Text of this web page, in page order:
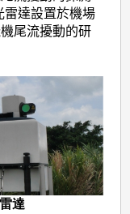
雷達設置於機場
尾流擾動的研
達